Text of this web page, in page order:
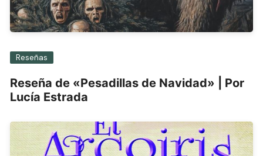
Reseñas
Reseña de «Pesadillas de Navidad» | Por
Lucía Estrada